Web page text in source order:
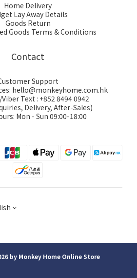
Home Delivery
Lay Away Details
Goods Return
Goods Terms & Conditions
Contact
Support
hello@monkeyhome.com.hk
Text : +852 8494 0942
Delivery, After-Sales)
Mon - Sun 09:00-18:00
by Monkey Home Online Store